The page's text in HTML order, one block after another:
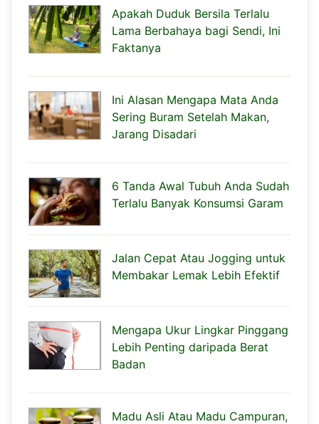
Apakah Duduk Bersila Terlalu
Lama Berbahaya bagi Sendi, Ini
Faktanya
Ini Alasan Mengapa Mata Anda
Sering Buram Setelah Makan,
Jarang Disadari
6 Tanda Awal Tubuh Anda Sudah
Terlalu Banyak Konsumsi Garam
Jalan Cepat Atau Jogging untuk
Membakar Lemak Lebih Efektif
Mengapa Ukur Lingkar Pinggang
Lebih Penting daripada Berat
Badan
Madu Asli Atau Madu Campuran,